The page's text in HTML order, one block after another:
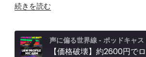
「Fish
ユ
ー
ス
て
か
っ
た
"【自
プ
リ
続きを読む
声に偏る世界線 - ポッドキャ